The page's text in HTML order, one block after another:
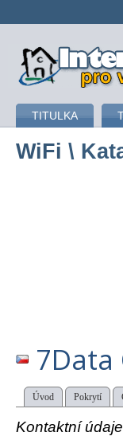
připojení k
TITULKA
WiFi \
7Data
Úvod Pokrytí
Kontaktní